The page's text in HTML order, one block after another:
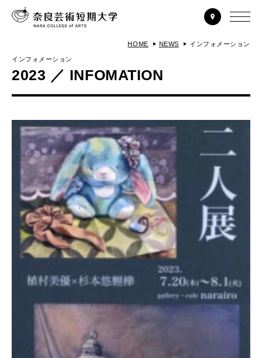
HOME NEWS インフォメーション
インフォメーション
2023 ／ INFOMATION